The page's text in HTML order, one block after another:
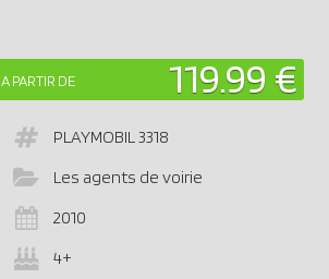
A PARTIR DE 119.99 €
PLAYMOBIL3318
Les agents de voirie
2010
4+